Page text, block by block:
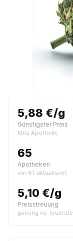
5,88 €/g
Günstigster Preis
Idris Apotheke
65
Apotheken
vor 8T aktualisiert
5,10 €/g
Preisstreuung
günstig vs. teuerste